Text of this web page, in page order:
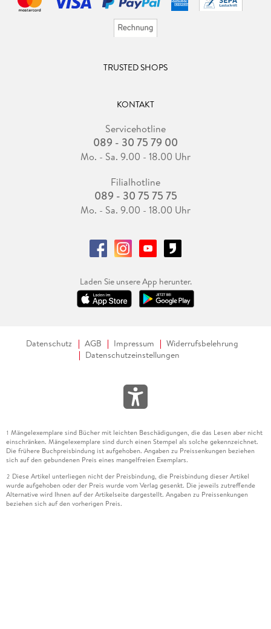
TRUSTED SHOPS
KONTAKT
Servicehotline
089 - 30 75 79 00
Mo. - Sa. 9.00 - 18.00 Uhr
Filialhotline
089 - 30 75 75 75
Mo. - Sa. 9.00 - 18.00 Uhr
Laden Sie unsere App herunter.
Datenschutz AGB Impressum
Widerrufsbelehrung
Datenschutzeinstellungen
1 Mängelexemplare sind Bücher mit leichten Beschädigungen, die das Lesen aber nicht
einschränken. Mängelexemplare sind durch einen Stempel als solche gekennzeichnet.
Die frühere Buchpreisbindung ist aufgehoben. Angaben zu Preissenkungen beziehen
sich auf den gebundenen Preis eines mangelfreien Exemplars.
2 Diese Artikel unterliegen nicht der Preisbindung, die Preisbindung dieser Artikel
wurde aufgehoben oder der Preis wurde vom Verlag gesenkt. Die jeweils zutreffende
Alternative wird Ihnen auf der Artikelseite dargestellt. Angaben zu Preissenkungen
beziehen sich auf den vorherigen Preis.